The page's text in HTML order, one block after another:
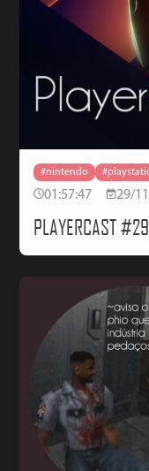
#nintendo
01:57:47 29/
PLAYERCAST